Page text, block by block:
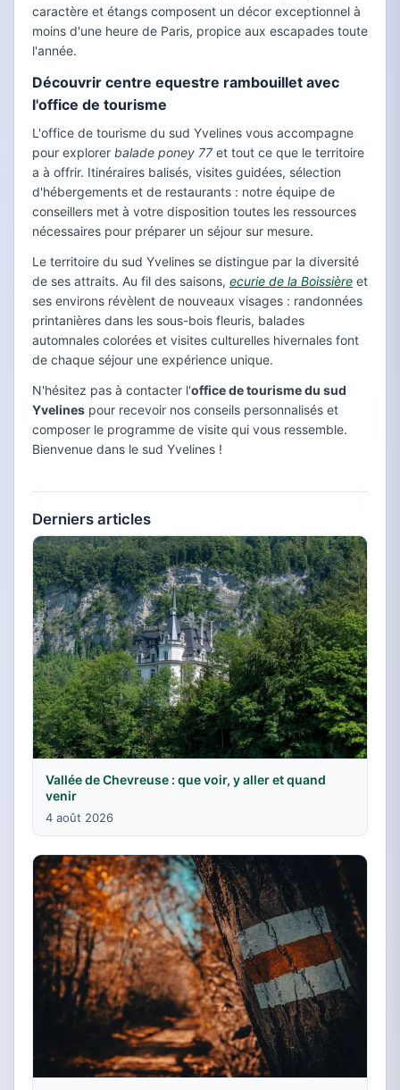
caractère et étangs composent un décor exceptionnel à
moins d'une heure de Paris, propice aux escapades toute
l'année.
Découvrir centre equestre rambouillet avec
l'office de tourisme
L'office de tourisme du sud Yvelines vous accompagne
pour explorer balade poney 77et tout ce que le territoire
a à offrir. Itinéraires balisés, visites guidées, sélection
d'hébergements et de restaurants : notre équipe de
conseillers met à votre disposition toutes les ressources
nécessaires pour préparer un séjour sur mesure.
Le territoire du sud Yvelines se distingue par la diversité
de ses attraits. Au fil des saisons, ecurie de la Boissière et
ses environs révèlent de nouveaux visages : randonnées
printanières dans les sous-bois fleuris, balades
automnales colorées et visites culturelles hivernales font
de chaque séjour une expérience unique.
N'hésitez pas à contacter l'office de tourisme du sud
Yvelines pour recevoir nos conseils personnalisés et
composer le programme de visite qui vous ressemble.
Bienvenue dans le sud Yvelines !
Derniers articles
Vallée de Chevreuse : que voir, y aller et quand
venir
4 août 2026